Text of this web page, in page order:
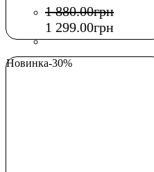
1 880.00грн
1 299.00грн
Новинка-30%